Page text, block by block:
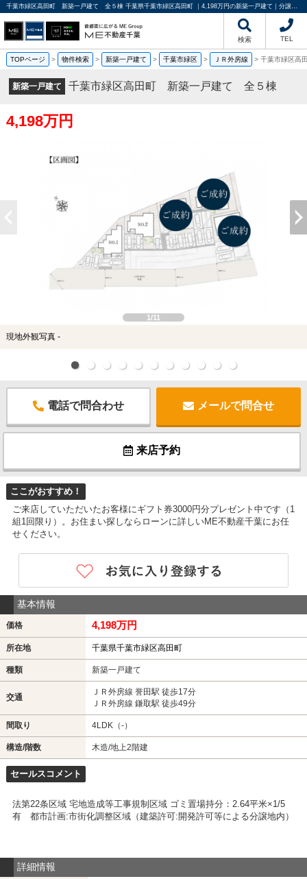
千葉市緑区高田町 新築一戸建て 全５棟 千葉県千葉市緑区高田町 ｜4,198万円の新築一戸建て｜分譲住宅や新築物件｜ME不動産千葉
検索 TEL
TOPページ > 物件検索 > 新築一戸建て > 千葉市緑区 > ＪＲ外房線 > 千葉市緑区高
新築一戸建て 千葉市緑区高田町 新築一戸建て 全５棟
4,198万円
1/11
現地外観写真 -
電話で問合わせ メールで問合せ
来店予約
ここがおすすめ！
ご来店していただいたお客様にギフト券3000円分プレゼント中です（1
組1回限り）。お住まい探しならローンに詳しいME不動産千葉にお任
せください。
基本情報
価格 4,198万円
所在地 千葉県千葉市緑区高田町
種類 新築一戸建て
交通
ＪＲ外房線 誉田駅 徒歩17分
ＪＲ外房線 鎌取駅 徒歩49分
間取り 4LDK（-）
構造/階数 木造/地上2階建
セールスコメント
法第22条区域 宅地造成等工事規制区域 ゴミ置場持分：2.64平米×1/5
有 都市計画:市街化調整区域（建築許可:開発許可等による分譲地内）
詳細情報